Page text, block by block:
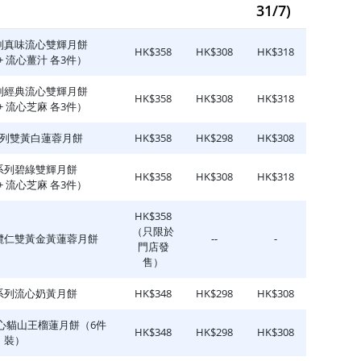
31/7)
真味流心雙輝月餅
心薑汁 各3件）
HK$358 HK$308 HK$318
經典流心雙輝月餅
心芝麻 各3件）
HK$358 HK$308 HK$318
雙黃白蓮蓉月餅 HK$358 HK$298 HK$308
列碧綠雙輝月餅
心芝麻 各3件）
HK$358 HK$308 HK$318
仁雙黃金黃蓮蓉月餅
HK$358
（只限於
門店發
售）
-- -
列流心奶黃月餅 HK$348 HK$298 HK$308
貓山王榴蓮月餅（6件
裝）
HK$348 HK$298 HK$308